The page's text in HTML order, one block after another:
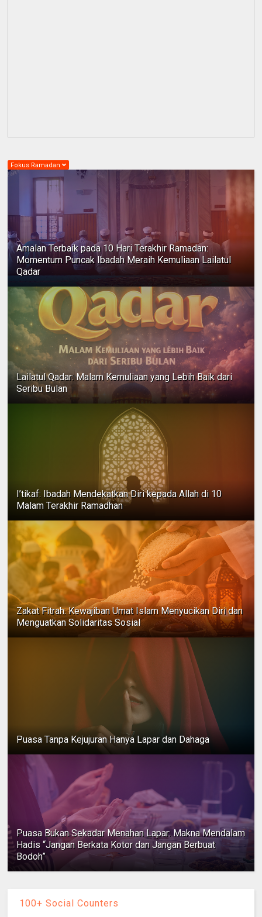
Fokus Ramadan
Amalan Terbaik pada 10 Hari Terakhir Ramadan:
Momentum Puncak Ibadah Meraih Kemuliaan Lailatul
Qadar
Lailatul Qadar: Malam Kemuliaan yang Lebih Baik dari
Seribu Bulan
I’tikaf: Ibadah Mendekatkan Diri kepada Allah di 10
Malam Terakhir Ramadhan
Zakat Fitrah: Kewajiban Umat Islam Menyucikan Diri dan
Menguatkan Solidaritas Sosial
Puasa Tanpa Kejujuran Hanya Lapar dan Dahaga
Puasa Bukan Sekadar Menahan Lapar: Makna Mendalam
Hadis “Jangan Berkata Kotor dan Jangan Berbuat
Bodoh”
100+ Social Counters